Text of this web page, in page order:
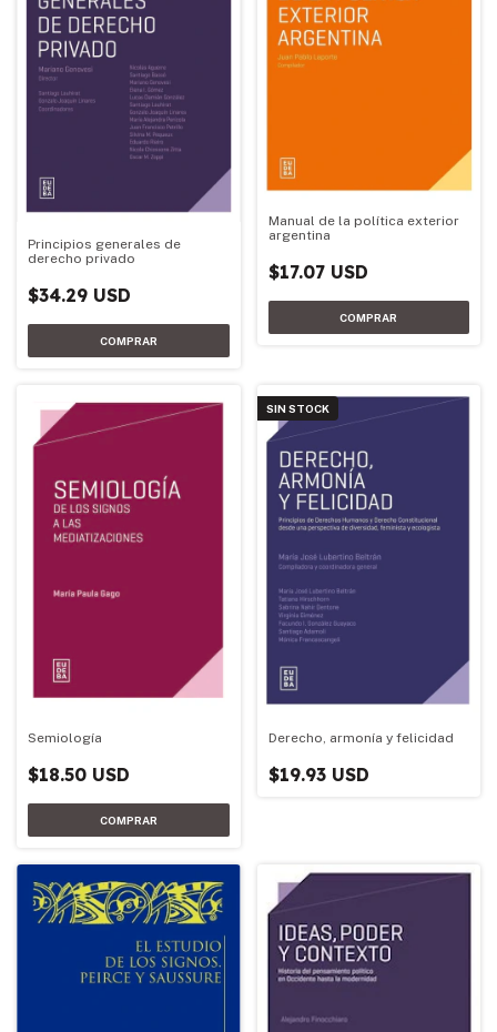
Principios generales de
derecho privado
$34.29 USD
Manual de la política exterior
argentina
$17.07 USD
Semiología
$18.50 USD
SIN STOCK
Derecho, armonía y felicidad
$19.93 USD